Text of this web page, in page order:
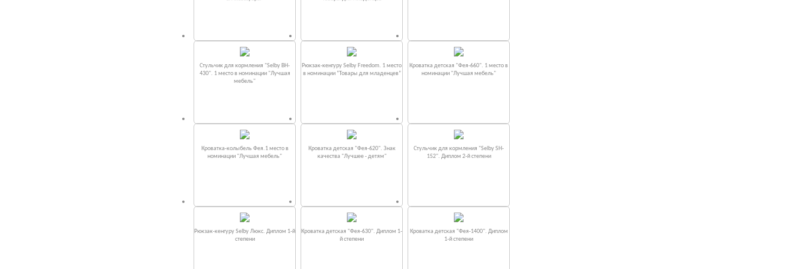
Стульчик для кормления "Selby BH-
430". 1 место в номинации "Лучшая
мебель"
Рюкзак-кенгуру Selby Freedom. 1 место
в номинации “Товары для младенцев”
Кроватка детская "Фея-660". 1 место в
номинации "Лучшая мебель"
Кроватка-колыбель Фея.1 место в
номинации "Лучшая мебель"
Кроватка детская "Фея-620". Знак
качества "Лучшее - детям"
Стульчик для кормления "Selby SH-
152". Диплом 2-й степени
Рюкзак-кенгуру Selby Люкс. Диплом 1-й
степени
Кроватка детская "Фея-630". Диплом 1-
й степени
Кроватка детская "Фея-1400". Диплом
1-й степени